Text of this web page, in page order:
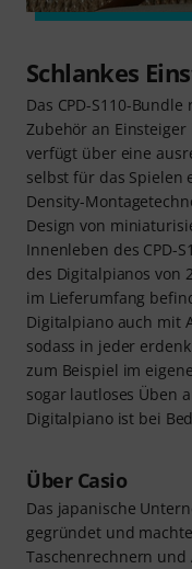
Schlankes
Das CPD-S110-
Zubehör an
verfügt über eine
selbst für das Spielen
Density-
Design von
Innenleben des CPD-
des Digitalpianos von
im Lieferumfang
Digitalpiano auch mit
sodass in jeder
zum Beispiel im
sogar lautloses Üben
Digitalpiano ist bei
Über Casio
Das japanische
gegründet und
Taschenrechnern